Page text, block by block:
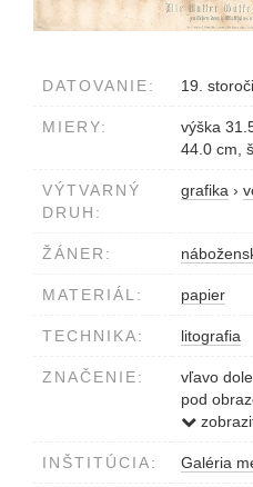
DATOVANIE: 19.
MIERY:
výška
44.0 cm,
VÝTVARNÝ
DRUH:
grafika ›
ŽÁNER:
MATERIÁL: papier
TECHNIKA: litografia
ZNAČENIE:
vľavo
pod
Die
Mitw.des
INŠTITÚCIA: Galéria